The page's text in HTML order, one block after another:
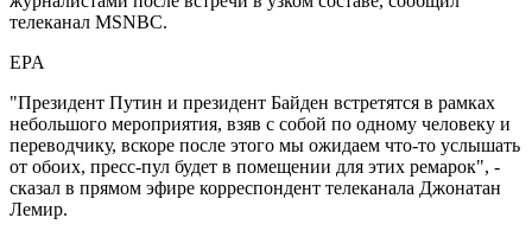
телеканал MSNBC.
EPA
"Президент Путин и президент Байден встретятся в рамках
небольшого мероприятия, взяв с собой по одному человеку и
переводчику, вскоре после этого мы ожидаем что-то услышать
от обоих, пресс-пул будет в помещении для этих ремарок", -
сказал в прямом эфире корреспондент телеканала Джонатан
Лемир.